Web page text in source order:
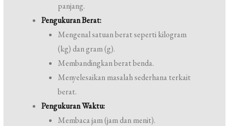
panjang.
Pengukuran Berat:
Mengenal satuan berat seperti kilogram
(kg) dan gram (g).
Membandingkan berat benda.
Menyelesaikan masalah sederhana terkait
berat.
Pengukuran Waktu:
Membaca jam (jam dan menit).